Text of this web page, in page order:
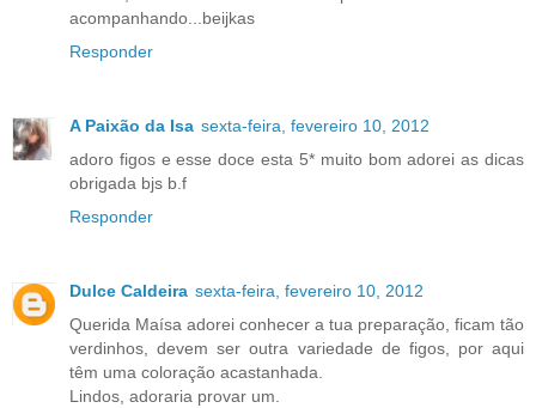
acompanhando...beijkas
Responder
A Paixão da Isa sexta-feira, fevereiro 10, 2012
adoro figos e esse doce esta 5* muito bom adorei as dicas
obrigada bjs b.f
Responder
Dulce Caldeira sexta-feira, fevereiro 10, 2012
Querida Maísa adorei conhecer a tua preparação, ficam tão
verdinhos, devem ser outra variedade de figos, por aqui
têm uma coloração acastanhada.
Lindos, adoraria provar um.